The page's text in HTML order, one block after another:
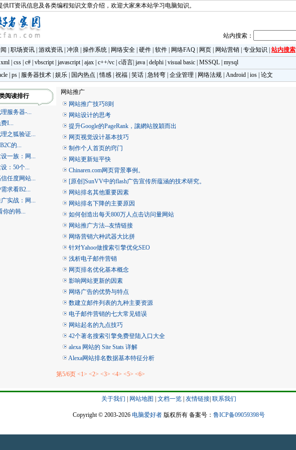
供IT资讯信息及各类编程知识文章介绍，欢迎大家来本站学习电脑知识。
站内搜索：
职场资讯| 游戏资讯| 冲浪 操作系统| 网络安全| 硬件| 软件| 网络FAQ| 网页| 网站营销| 专业知识
站内搜索
xml| css| c#| vbscript| javascript| ajax| c++/vc| c语言| java| delphi| visual basic| MSSQL| mysql
| ps| 服务器技术| 娱乐| 国内热点 |情感| 祝福| 笑话| 急转弯| 企业管理 网络法规| Android| ios| 论文
阅读排行
服务器-...
I...
之狐验证...
的...
一族：网...
：50个...
任度网站...
求看B2...
实战：网...
你的韩...
网站推广
网站推广技巧8则
网站设计的思考
提升Google的PageRank，讓網站脫穎而出
网页视觉设计基本技巧
制作个人首页的窍门
网站更新短平快
Chinaren.com网页背景事例。
[原创]SunVV中的flash广告宣传所蕴涵的技术研究。
网站排名其他重要因素
网站排名下降的主要原因
如何创造出每天800万人点击访问量网站
网站推广方法--友情链接
网络营销六种武器大比拼
针对Yahoo做搜索引擎优化SEO
浅析电子邮件营销
网页排名优化基本概念
影响网站更新的因素
网络广告的优势与特点
数建立邮件列表的九种主要资源
电子邮件营销的七大常见错误
网站起名的九点技巧
42个著名搜索引擎免费登陆入口大全
alexa 网站的 Site Stats 详解
Alexa网站排名数据基本特征分析
第5/6页 <1> <2> <3> <4> <5> <6>
关于我们 网站地图 文档一览| 友情链接| 联系我们
Copyright © 2003-2026 电脑爱好者版权所有 备案号： 鲁ICP备09059398号